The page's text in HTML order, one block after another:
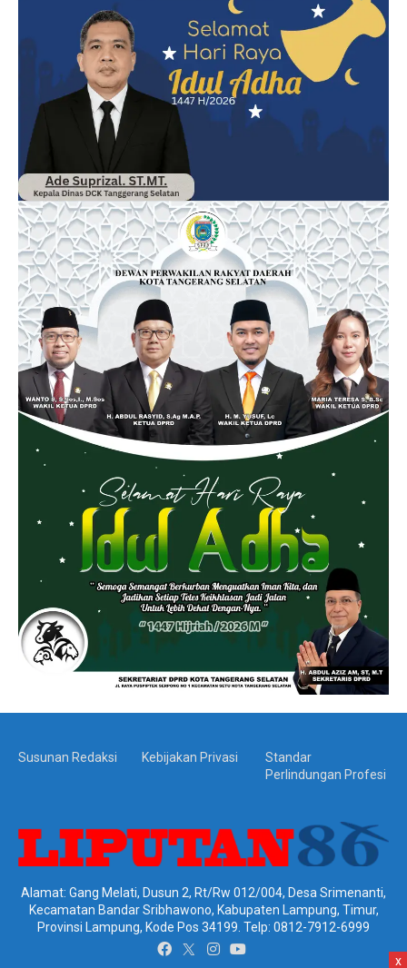
Susunan Redaksi Kebijakan Privasi
Standar
Perlindungan Profesi
Alamat: Gang Melati, Dusun 2, Rt/Rw 012/004, Desa Srimenanti,
Kecamatan Bandar Sribhawono, Kabupaten Lampung, Timur,
Provinsi Lampung, Kode Pos 34199. Telp: 0812-7912-6999
x